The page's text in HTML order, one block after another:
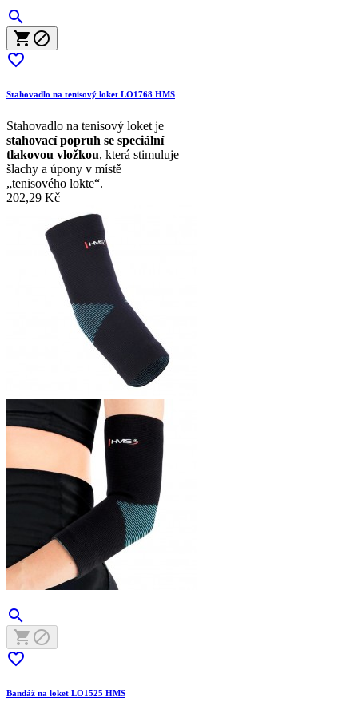

 

Stahovadlo na tenisový loket LO1768 HMS
Stahovadlo na tenisový loket je
stahovací popruh se speciální
tlakovou vložkou, která stimuluje
šlachy a úpony v místě
„tenisového lokte“.
202,29 Kč

 

Bandáž na loket LO1525 HMS